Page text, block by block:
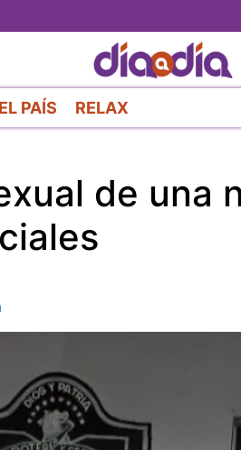
al
contenido
principal
EL PAÍS RELAX
de una